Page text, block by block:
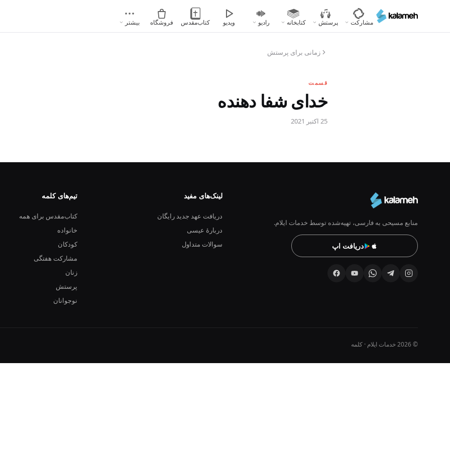
محتوای
مشارکت پرستش کتابخانه رادیو ویدیو کتاب‌مقدس فروشگاه بیشتر
زمانی برای پرستش
قسمت
خدای شفا دهنده
25 اکتبر 2021
منابع مسیحی به فارسی، تهیه‌شده توسط خدمات ایلام.
دریافت اپ
لینک‌های مفید
دریافت عهد جدید رایگان
دربارهٔ عیسی
سوالات متداول
تیم‌های کلمه
کتاب‌مقدس برای همه
خانواده
کودکان
مشارکت هفتگی
زنان
پرستش
نوجوانان
© 2026 خدمات ایلام · کلمه